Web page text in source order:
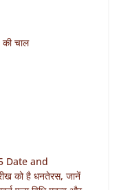
की चाल
Date and
को है धनतेरस, जानें